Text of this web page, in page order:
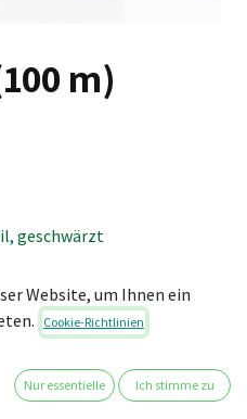
m)
geschwärzt
3,0 t
belastet): 3 – 9 %
Website, um Ihnen ein
Cookie-Richtlinien
Nur essentielle Ich stimme zu